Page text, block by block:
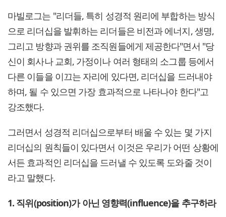
마빌로그는 "리더들, 특히 성경적 원리에 부합하는 방식
으로 리더십을 발휘하는 리더들은 비전과 에너지, 생명,
그리고 방향과 권위를 조직원들에게 제공한다"면서 "당
신이 회사나 교회, 가정이나 여러 형태의 소그룹 등에서
다른 이들을 이끄는 자리에 있다면, 리더십을 드러내야
하며, 될 수 있으면 가장 효과적으로 나타나야 한다"고
강조했다.
그러면서 성경적 리더십으로부터 배울 수 있는 몇 가지
리더십의 원칙들이 있다면서 이것은 우리가 어떤 상황에
서든 효과적인 리더십을 드러낼 수 있도록 도와줄 것이
라고 말했다.
1. 직위(position)가 아닌 영향력(influence)을 추구하라